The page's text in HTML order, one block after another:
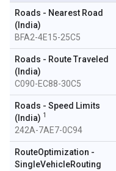
Roads - Nearest Road
(India)
BFA2-4E15-25C5
Roads - Route Traveled
(India)
C090-EC88-30C5
Roads - Speed Limits
(India) 1
242A-7AE7-0C94
RouteOptimization -
SingleVehicleRouting